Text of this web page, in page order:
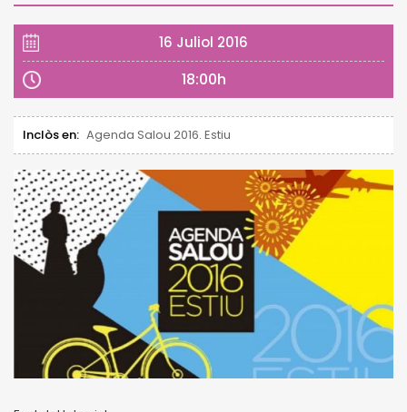
16 Juliol 2016
18:00h
Inclòs en: Agenda Salou 2016. Estiu